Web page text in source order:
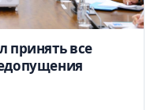
принять все